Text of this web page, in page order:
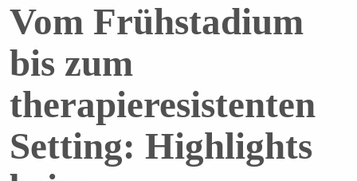
Vom Frühstadium
bis zum
therapieresistenten
Setting: Highlights